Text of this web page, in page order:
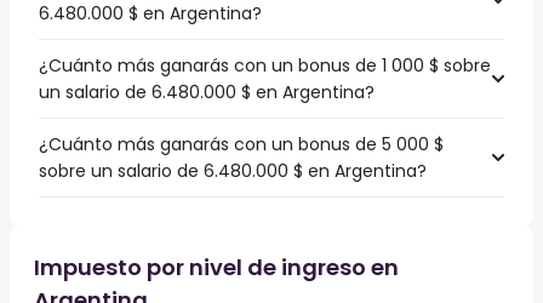
6.480.000 $ en Argentina?
¿Cuánto más ganarás con un bonus de 1 000 $ sobre
un salario de 6.480.000 $ en Argentina?
¿Cuánto más ganarás con un bonus de 5 000 $
sobre un salario de 6.480.000 $ en Argentina?
Impuesto por nivel de ingreso en